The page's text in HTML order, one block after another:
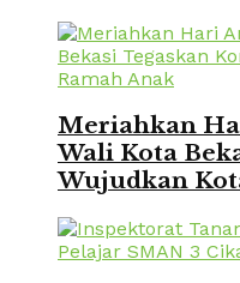
Meriahkan
Wali Kota
Wujudkan